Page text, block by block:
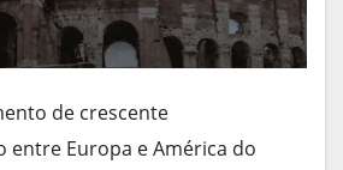
de crescente
entre Europa e América do